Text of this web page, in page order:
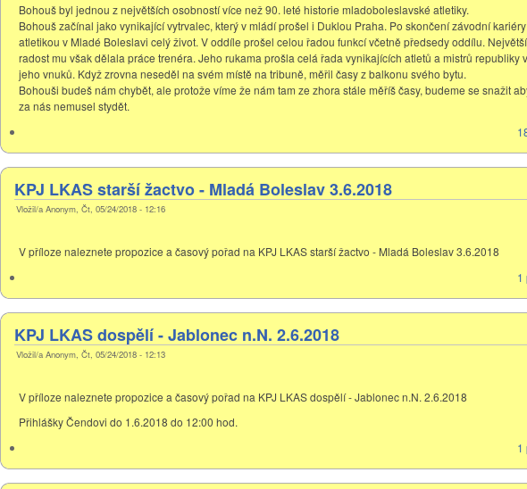
Bohouš byl jednou z největších osobností více než 90. leté historie mladoboleslavské atletiky.
Bohouš začínal jako vynikající vytrvalec, který v mládí prošel i Duklou Praha. Po skončení závodní
atletikou v Mladé Boleslavi celý život. V oddíle prošel celou řadou funkcí včetně předsedy oddílu. Největší
radost mu však dělala práce trenéra. Jeho rukama prošla celá řada vynikajících atletů a mistrů republiky
jeho vnuků. Když zrovna neseděl na svém místě na tribuně, měřil časy z balkonu svého bytu.
Bohouši budeš nám chybět, ale protože víme že nám tam ze zhora stále měříš časy, budeme se snažit
za nás nemusel stydět.
KPJ LKAS starší žactvo - Mladá Boleslav 3.6.2018
Vložil/a Anonym, Čt, 05/24/2018 - 12:16
V příloze naleznete propozice a časový pořad na KPJ LKAS starší žactvo - Mladá Boleslav 3.6.2018
1
KPJ LKAS dospělí - Jablonec n.N. 2.6.2018
Vložil/a Anonym, Čt, 05/24/2018 - 12:13
V příloze naleznete propozice a časový pořad na KPJ LKAS dospělí - Jablonec n.N. 2.6.2018
Přihlášky Čendovi do 1.6.2018 do 12:00 hod.
1